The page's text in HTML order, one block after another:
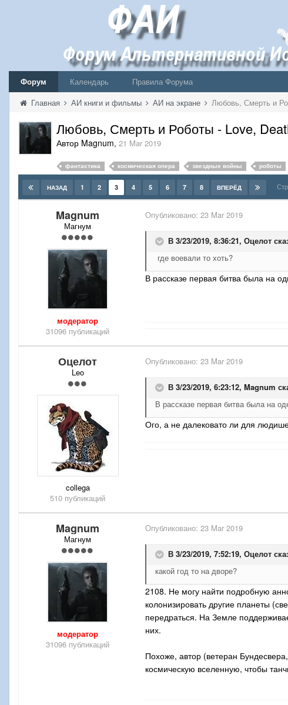
Форум Календарь
Правила Форума
Главная АИ книги и фильмы АИ на экране Любовь, Смерть и
Любовь, Смерть и Роботы - Love,
Автор Magnum, 21 Mar 2019
фантастика космическая опера звездные войны роботы
НАЗАД 1 2 3 4 5 6 7 8 ВПЕРЁД
Magnum
Магнум
модератор
31096 публикаций
Опубликовано: 23 Mar 2019
В 3/23/2019, 8:36:21, Оцелот
где воевали то хоть?
В рассказе первая битва была на
Оцелот
Leo
collega
510 публикаций
Опубликовано: 23 Mar 2019
В 3/23/2019, 6:23:12, Magnum
В рассказе первая битва была на
Ого, а не далековато ли для
Magnum
Магнум
модератор
31096 публикаций
Опубликовано: 23 Mar 2019
В 3/23/2019, 7:52:19, Оцелот
какой год то на дворе?
2108. Не могу найти подробную
колонизировать другие планеты
передраться. На Земле
них.
Похоже, автор (ветеран
космическую вселенную, чтобы